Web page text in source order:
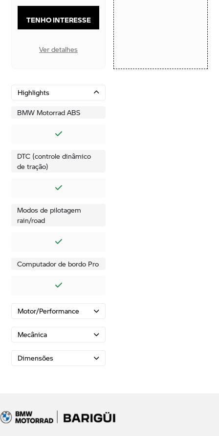
TENHO INTERESSE
Ver detalhes
Highlights
BMW Motorrad ABS
DTC (controle dinâmico
de tração)
Modos de pilotagem
rain/road
Computador de bordo Pro
Motor/Performance
Mecânica
Dimensões